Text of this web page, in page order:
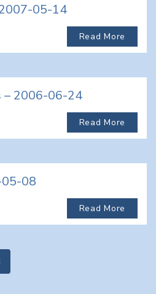
05-14
Read More
– 2006-06-24
Read More
08
Read More